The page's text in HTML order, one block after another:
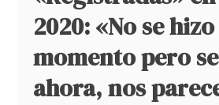
2020: «No se
momento pero
ahora, nos